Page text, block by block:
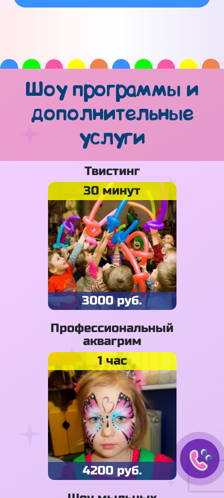
Шоу программы и
дополнительные
услуги
Твистинг
30 минут
3000 руб.
Профессиональный
аквагрим
1 час
4200 руб.